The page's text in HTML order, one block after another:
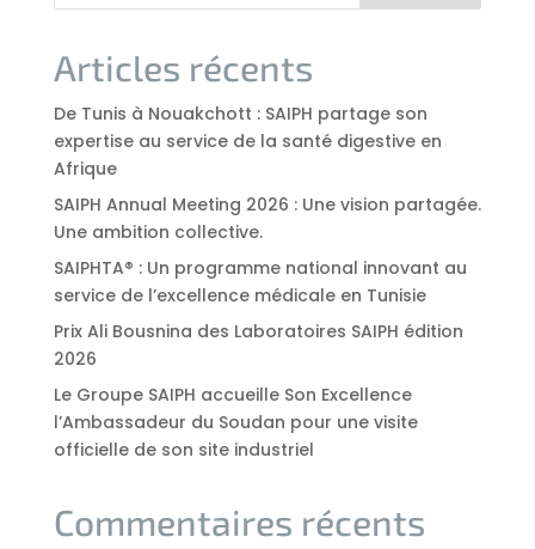
Articles récents
De Tunis à Nouakchott : SAIPH partage son
expertise au service de la santé digestive en
Afrique
SAIPH Annual Meeting 2026 : Une vision partagée.
Une ambition collective.
SAIPHTA® : Un programme national innovant au
service de l’excellence médicale en Tunisie
Prix Ali Bousnina des Laboratoires SAIPH édition
2026
Le Groupe SAIPH accueille Son Excellence
l’Ambassadeur du Soudan pour une visite
officielle de son site industriel
Commentaires récents